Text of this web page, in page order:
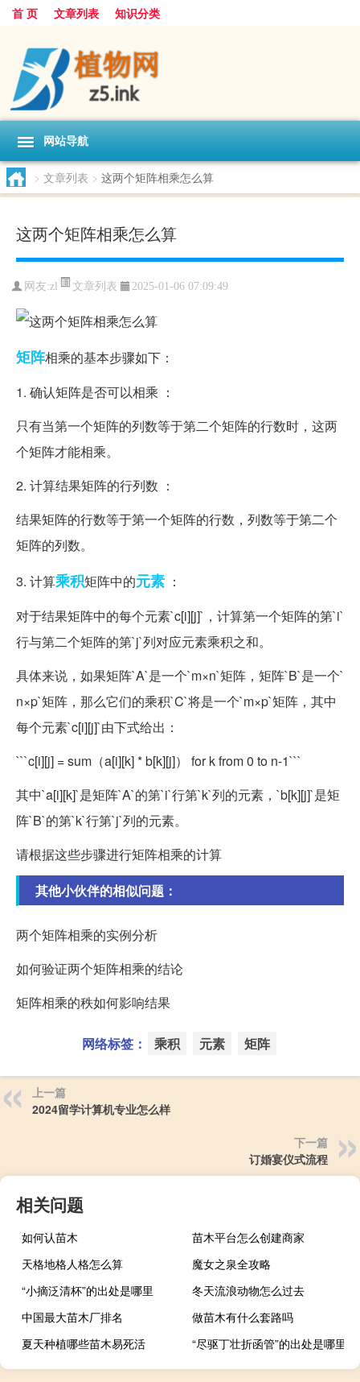
首 页 文章列表 知识分类
网站导航
> 文章列表 > 这两个矩阵相乘怎么算
这两个矩阵相乘怎么算
网友:zl 文章列表 2025-01-06 07:09:49
矩阵相乘的基本步骤如下：
1. 确认矩阵是否可以相乘 ：
只有当第一个矩阵的列数等于第二个矩阵的行数时，这两
个矩阵才能相乘。
2. 计算结果矩阵的行列数 ：
结果矩阵的行数等于第一个矩阵的行数，列数等于第二个
矩阵的列数。
3. 计算乘积矩阵中的元素 ：
对于结果矩阵中的每个元素`c[i][j]`，计算第一个矩阵的第`i`
行与第二个矩阵的第`j`列对应元素乘积之和。
具体来说，如果矩阵`A`是一个`m×n`矩阵，矩阵`B`是一个`
n×p`矩阵，那么它们的乘积`C`将是一个`m×p`矩阵，其中
每个元素`c[i][j]`由下式给出：
```c[i][j] = sum（a[i][k] * b[k][j]） for k from 0 to n-1```
其中`a[i][k]`是矩阵`A`的第`i`行第`k`列的元素，`b[k][j]`是矩
阵`B`的第`k`行第`j`列的元素。
请根据这些步骤进行矩阵相乘的计算
其他小伙伴的相似问题：
两个矩阵相乘的实例分析
如何验证两个矩阵相乘的结论
矩阵相乘的秩如何影响结果
网络标签： 乘积 元素 矩阵
上一篇
2024留学计算机专业怎么样
下一篇
订婚宴仪式流程
相关问题
如何认苗木
苗木平台怎么创建商家
天格地格人格怎么算
魔女之泉全攻略
“小摘泛清杯”的出处是哪里
冬天流浪动物怎么过去
中国最大苗木厂排名
做苗木有什么套路吗
夏天种植哪些苗木易死活
“尽驱丁壮折函管”的出处是哪里